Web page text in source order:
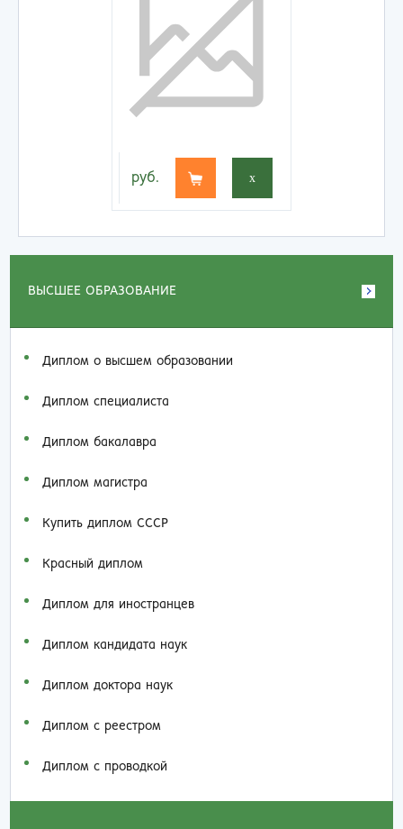
ВЫСШЕЕ ОБРАЗОВАНИЕ
Диплом о высшем образовании
Диплом специалиста
Диплом бакалавра
Диплом магистра
Купить диплом СССР
Красный диплом
Диплом для иностранцев
Диплом кандидата наук
Диплом доктора наук
Диплом с реестром
Диплом с проводкой
руб. x